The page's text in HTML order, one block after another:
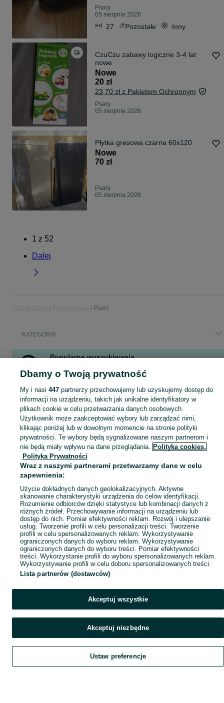
Psary
05 sierpnia 2026
27 Pozostałe Inny
CzuCzu zabawy logiczne 3-4 lat
nowe
Nowe
20 zł
23,70 zł z Pakietem Ochronnym
Psary
05 sierpnia 2026
Płytka gresowa czarna 60x120
Nowe
70 zł
Psary
05 sierpnia 2026
1 z 52
Dalej
Psary
KATEGORIA
Popularne wyszukiwania
praca lidl półka regał magazynowy
Skorzystaj z największego serwisu ogłoszeniowego - Psary i okolice! Kupuj to, czego pragniesz i sprzedawaj to, czego już nie potrzebujesz!
Mapa kategorii
Mapa miejscowości
Mapa ministron
Popularne wyszukiwania
Szukaj Obserwujesz Dodaj Czat Konto
Dbamy o Twoją prywatność
My i nasi 447partnerzy przechowujemy lub uzyskujemy dostęp do
informacji na urządzeniu, takich jak unikalne identyfikatory w
plikach cookie w celu przetwarzania danych osobowych.
Użytkownik może zaakceptować wybory lub zarządzać nimi,
klikając poniżej lub w dowolnym momencie na stronie polityki
prywatności. Te wybory będą sygnalizowane naszym partnerom i
nie będą miały wpływu na dane przeglądania. Polityka cookies,
Polityka Prywatności
Wraz z naszymi partnerami przetwarzamy dane w celu
zapewnienia:
Użycie dokładnych danych geolokalizacyjnych. Aktywne
skanowanie charakterystyki urządzenia do celów identyfikacji.
Rozumienie odbiorców dzięki statystyce lub kombinacji danych z
różnych źródeł. Przechowywanie informacji na urządzeniu lub
dostęp do nich. Pomiar efektywności reklam. Rozwój i ulepszanie
usług. Tworzenie profili w celu personalizacji treści. Tworzenie
profili w celu spersonalizowanych reklam. Wykorzystywanie
ograniczonych danych do wyboru reklam. Wykorzystywanie
ograniczonych danych do wyboru treści. Pomiar efektywności
treści. Wykorzystanie profili do wyboru spersonalizowanych reklam.
Wykorzystywanie profili w celu doboru spersonalizowanych treści.
Lista partnerów (dostawców)
Akceptuj wszystkie
Akceptuj niezbędne
Ustaw preferencje